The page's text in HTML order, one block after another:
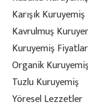
Karışık Kuruyemiş
Kavrulmuş
Kuruyemiş
Organik Kuruyemiş
Tuzlu Kuruyemiş
Yöresel Lezzetler